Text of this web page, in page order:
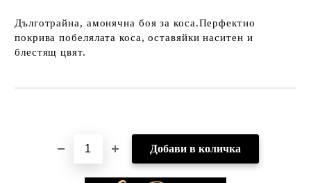
Дълготрайна, амонячна боя за коса.Перфектно
покрива побелялата коса, оставяйки наситен и
блестящ цвят.